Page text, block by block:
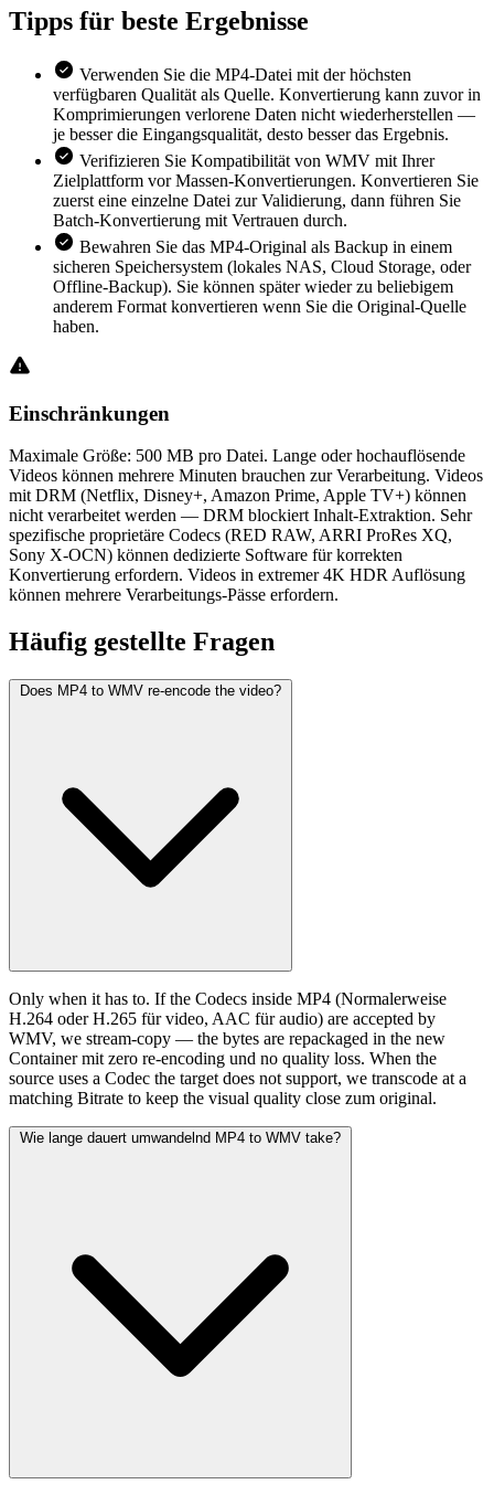
Tipps für beste Ergebnisse
Verwenden Sie die MP4-Datei mit der höchsten
verfügbaren Qualität als Quelle. Konvertierung kann zuvor in
Komprimierungen verlorene Daten nicht wiederherstellen —
je besser die Eingangsqualität, desto besser das Ergebnis.
Verifizieren Sie Kompatibilität von WMV mit Ihrer
Zielplattform vor Massen-Konvertierungen. Konvertieren Sie
zuerst eine einzelne Datei zur Validierung, dann führen Sie
Batch-Konvertierung mit Vertrauen durch.
Bewahren Sie das MP4-Original als Backup in einem
sicheren Speichersystem (lokales NAS, Cloud Storage, oder
Offline-Backup). Sie können später wieder zu beliebigem
anderem Format konvertieren wenn Sie die Original-Quelle
haben.
Einschränkungen
Maximale Größe: 500 MB pro Datei. Lange oder hochauflösende
Videos können mehrere Minuten brauchen zur Verarbeitung. Videos
mit DRM (Netflix, Disney+, Amazon Prime, Apple TV+) können
nicht verarbeitet werden — DRM blockiert Inhalt-Extraktion. Sehr
spezifische proprietäre Codecs (RED RAW, ARRI ProRes XQ,
Sony X-OCN) können dedizierte Software für korrekten
Konvertierung erfordern. Videos in extremer 4K HDR Auflösung
können mehrere Verarbeitungs-Pässe erfordern.
Häufig gestellte Fragen
Does MP4 to WMV re-encode the video?
Only when it has to. If the Codecs inside MP4 (Normalerweise
H.264 oder H.265 für video, AAC für audio) are accepted by
WMV, we stream-copy — the bytes are repackaged in the new
Container mit zero re-encoding und no quality loss. When the
source uses a Codec the target does not support, we transcode at a
matching Bitrate to keep the visual quality close zum original.
Wie lange dauert umwandelnd MP4 to WMV take?